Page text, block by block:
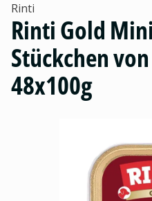
Rinti
Rinti Gold
Stückchen
48x100g